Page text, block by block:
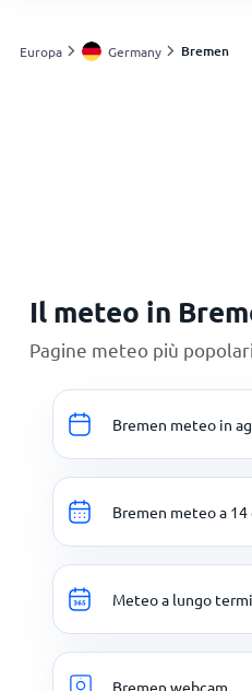
Svizzera
Europa Germany Bremen
Il meteo in
Pagine meteo più popolari
Bremen meteo in
Bremen meteo a
Meteo a lungo
Bremen webcam